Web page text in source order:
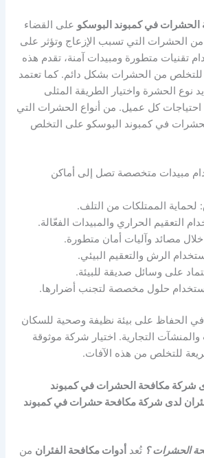
الحشرات في كمبوند البوسكو على القضاء
الحشرات التي تسبب الإزعاج وتؤثر على
تقنيات متطورة ومبيدات آمنة، تقدم هذه
للتخلص من الحشرات بشكل دائم. كما تعتمد
نوع الحشرة واختيار الطريقة المثلى
احتياجات كل عميل. من أنواع الحشرات التي
في كمبوند البوسكو على التخلص
مبيدات متخصصة تصل إلى أماكن
: لحماية الممتلكات من التلف.
التعقيم الحراري والمبيدات الفعّالة.
مصائد وآليات أمان متطورة.
الرش والتعقيم البيئي.
على وسائل صديقة للبيئة.
حلول مخصصة لتجنب أضرارها.
الحفاظ على بيئة نظيفة وصحية للسكان
التجارية. اختيار شركة موثوقة
للتخلص من هذه الآفات.
شركة مكافحة الحشرات في كمبوند
لدى شركة مكافحة حشرات في كمبوند
الحشرات ؟ تُعد أدوات مكافحة الفئران من